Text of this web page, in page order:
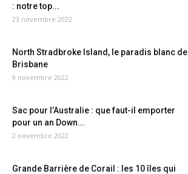
: notre top...
23 novembre 2022
North Stradbroke Island, le paradis blanc de
Brisbane
9 novembre 2022
Sac pour l’Australie : que faut-il emporter
pour un an Down...
2 novembre 2022
Grande Barrière de Corail : les 10 îles qui